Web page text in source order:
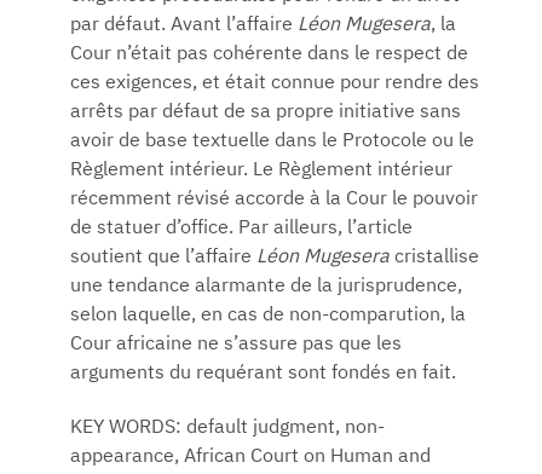
par défaut. Avant l’affaire Léon Mugesera, la
Cour n’était pas cohérente dans le respect de
ces exigences, et était connue pour rendre des
arrêts par défaut de sa propre initiative sans
avoir de base textuelle dans le Protocole ou le
Règlement intérieur. Le Règlement intérieur
récemment révisé accorde à la Cour le pouvoir
de statuer d’office. Par ailleurs, l’article
soutient que l’affaire Léon Mugesera cristallise
une tendance alarmante de la jurisprudence,
selon laquelle, en cas de non-comparution, la
Cour africaine ne s’assure pas que les
arguments du requérant sont fondés en fait.
KEY WORDS: default judgment, non-
appearance, African Court on Human and